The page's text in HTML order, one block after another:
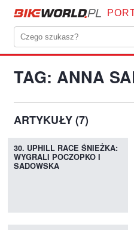
TAG: ANNA
ARTYKUŁY (7)
30. UPHILL RACE ŚNIEŻKA:
WYGRALI POCZOPKO I
SADOWSKA